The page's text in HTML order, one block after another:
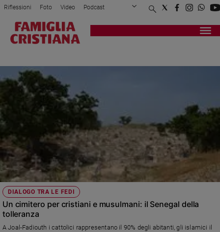
Attualità
Politica
Mondo
giustizia
Sport
Interviste
Papa
Papa
Chiesa
Riflessioni Foto Video Podcast
Privacy Policy Chi siamo
Registrati Redazione
DIALOGO TRA LE FEDI
Un cimitero per cristiani e musulmani: il Senegal della
tolleranza
A Joal-Fadiouth i cattolici rappresentano il 90% degli abitanti, gli islamici il